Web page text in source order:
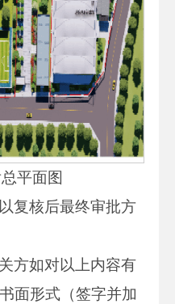
平面图
复核后最终审批方
方如对以上内容有
面形式（签字并加